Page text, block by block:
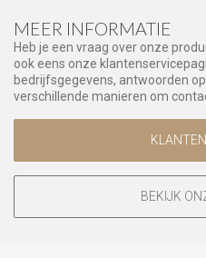
MEER INFORMATIE
Heb je een vraag over onze
ook eens onze
bedrijfsgegevens, antwoorden
verschillende manieren om
BEKIJK